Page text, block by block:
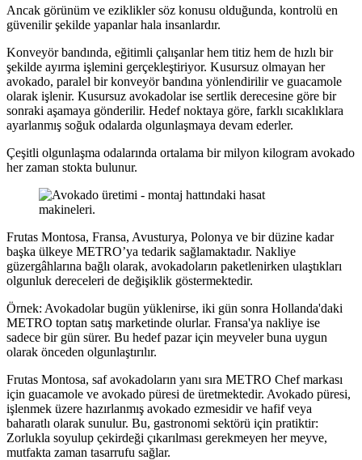
Ancak görünüm ve eziklikler söz konusu olduğunda, kontrolü en
güvenilir şekilde yapanlar hala insanlardır.
Konveyör bandında, eğitimli çalışanlar hem titiz hem de hızlı bir
şekilde ayırma işlemini gerçekleştiriyor. Kusursuz olmayan her
avokado, paralel bir konveyör bandına yönlendirilir ve guacamole
olarak işlenir. Kusursuz avokadolar ise sertlik derecesine göre bir
sonraki aşamaya gönderilir. Hedef noktaya göre, farklı sıcaklıklara
ayarlanmış soğuk odalarda olgunlaşmaya devam ederler.
Çeşitli olgunlaşma odalarında ortalama bir milyon kilogram avokado
her zaman stokta bulunur.
Frutas Montosa, Fransa, Avusturya, Polonya ve bir düzine kadar
başka ülkeye METRO’ya tedarik sağlamaktadır. Nakliye
güzergâhlarına bağlı olarak, avokadoların paketlenirken ulaştıkları
olgunluk dereceleri de değişiklik göstermektedir.
Örnek: Avokadolar bugün yüklenirse, iki gün sonra Hollanda'daki
METRO toptan satış marketinde olurlar. Fransa'ya nakliye ise
sadece bir gün sürer. Bu hedef pazar için meyveler buna uygun
olarak önceden olgunlaştırılır.
Frutas Montosa, saf avokadoların yanı sıra METRO Chef markası
için guacamole ve avokado püresi de üretmektedir. Avokado püresi,
işlenmek üzere hazırlanmış avokado ezmesidir ve hafif veya
baharatlı olarak sunulur. Bu, gastronomi sektörü için pratiktir:
Zorlukla soyulup çekirdeği çıkarılması gerekmeyen her meyve,
mutfakta zaman tasarrufu sağlar.